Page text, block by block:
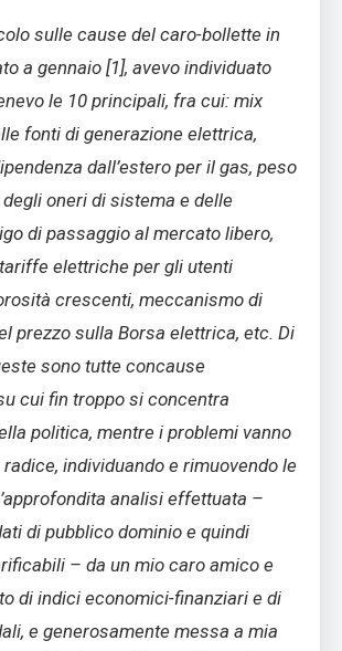
sulle cause del caro-bollette in
a gennaio [1], avevo individuato
le 10 principali, fra cui: mix
fonti di generazione elettrica,
dall’estero per il gas, peso
oneri di sistema e delle
di passaggio al mercato libero,
elettriche per gli utenti
crescenti, meccanismo di
prezzo sulla Borsa elettrica, etc. Di
sono tutte concause
cui fin troppo si concentra
politica, mentre i problemi vanno
individuando e rimuovendo le
analisi effettuata –
di pubblico dominio e quindi
– da un mio caro amico e
di indici economici-finanziari e di
e generosamente messa a mia